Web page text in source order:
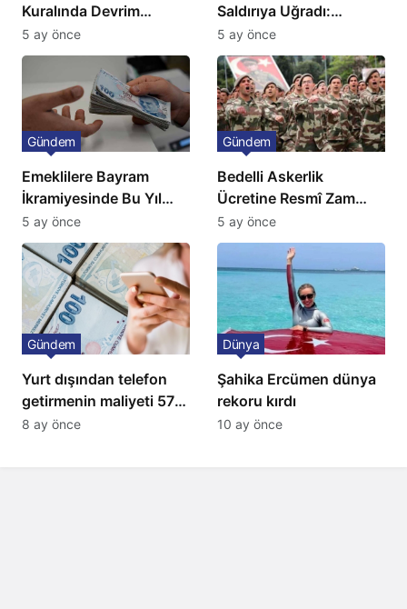
Kuralında Devrim
Niteliğinde Onay
5 ay önce
Saldırıya Uğradı:
Avrupa’da Doğalgaz
Fiyatlarında Sert Artış
5 ay önce
Emeklilere Bayram
İkramiyesinde Bu Yıl
Artış Gelmeyecek
Gündem
5 ay önce
Bedelli Askerlik
Ücretine Resmî Zam
Geliyor
Gündem
5 ay önce
Yurt dışından telefon
getirmenin maliyeti 57
bin lira oldu
Gündem
8 ay önce
Şahika Ercümen dünya
rekoru kırdı
Dünya
10 ay önce